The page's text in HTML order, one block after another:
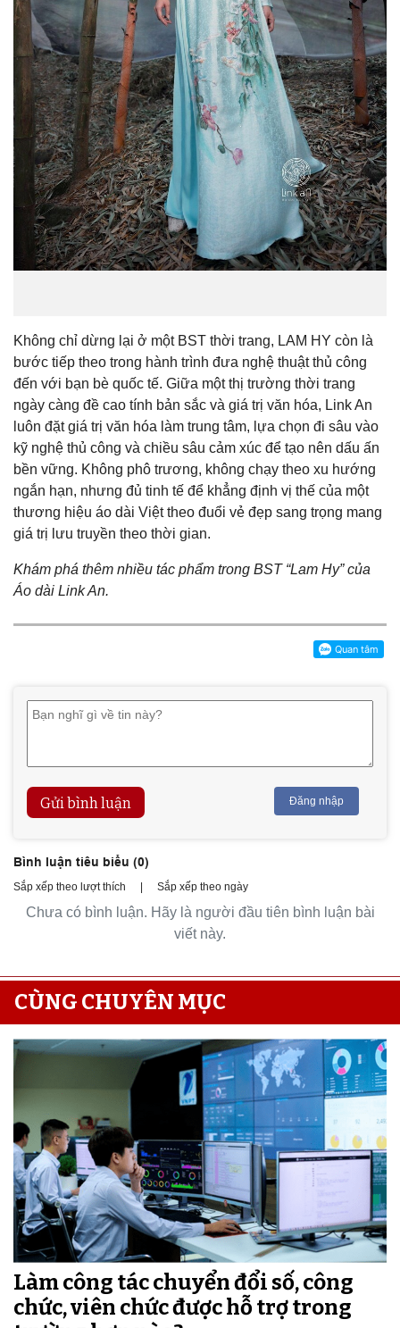
Không chỉ dừng lại ở một BST thời trang, LAM HY còn là
bước tiếp theo trong hành trình đưa nghệ thuật thủ công
đến với bạn bè quốc tế. Giữa một thị trường thời trang
ngày càng đề cao tính bản sắc và giá trị văn hóa, Link An
luôn đặt giá trị văn hóa làm trung tâm, lựa chọn đi sâu vào
kỹ nghệ thủ công và chiều sâu cảm xúc để tạo nên dấu ấn
bền vững. Không phô trương, không chạy theo xu hướng
ngắn hạn, nhưng đủ tinh tế để khẳng định vị thế của một
thương hiệu áo dài Việt theo đuổi vẻ đẹp sang trọng mang
giá trị lưu truyền theo thời gian.
Khám phá thêm nhiều tác phẩm trong BST “Lam Hy” của
Áo dài Link An.
Gửi bình luận Đăng nhập
Bình luận tiêu biểu (0)
Sắp xếp theo lượt thích Sắp xếp theo ngày
Chưa có bình luận. Hãy là người đầu tiên bình luận bài
viết này.
CÙNG CHUYÊN MỤC
Làm công tác chuyển đổi số, công
chức, viên chức được hỗ trợ trong